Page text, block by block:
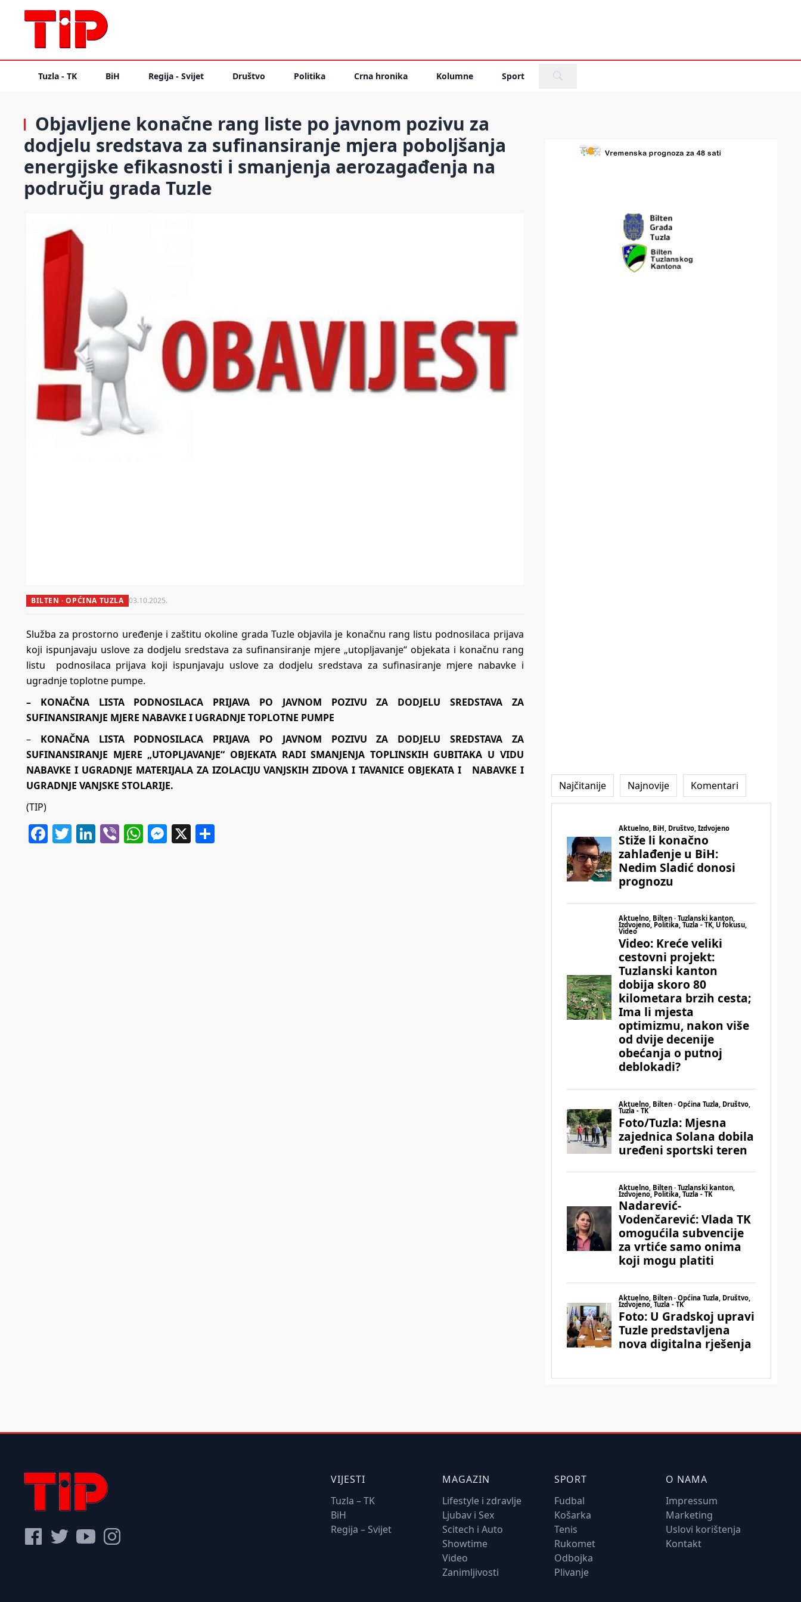
Tuzla - TK BiH Regija - Svijet Društvo Politika Crna hronika Kolumne Sport
Objavljene konačne rang liste po javnom pozivu za
dodjelu sredstava za sufinansiranje mjera poboljšanja
energijske efikasnosti i smanjenja aerozagađenja na
području grada Tuzle
BILTEN · OPĆINA TUZLA 03.10.2025.
Služba za prostorno uređenje i zaštitu okoline grada Tuzle objavila je konačnu rang listu podnosilaca prijava
koji ispunjavaju uslove za dodjelu sredstava za sufinansiranje mjere „utopljavanje“ objekata i konačnu rang
listu podnosilaca prijava koji ispunjavaju uslove za dodjelu sredstava za sufinasiranje mjere nabavke i
ugradnje toplotne pumpe.
– KONAČNA LISTA PODNOSILACA PRIJAVA PO JAVNOM POZIVU ZA DODJELU SREDSTAVA ZA
SUFINANSIRANJE MJERE NABAVKE I UGRADNJE TOPLOTNE PUMPE
– KONAČNA LISTA PODNOSILACA PRIJAVA PO JAVNOM POZIVU ZA DODJELU SREDSTAVA ZA
SUFINANSIRANJE MJERE „UTOPLJAVANJE“ OBJEKATA RADI SMANJENJA TOPLINSKIH GUBITAKA U VIDU
NABAVKE I UGRADNJE MATERIJALA ZA IZOLACIJU VANJSKIH ZIDOVA I TAVANICE OBJEKATA I NABAVKE I
UGRADNJE VANJSKE STOLARIJE.
(TIP)
Facebook
Twitter
LinkedIn
ViberWhatsApp
Messenger
X
Najčitanije Najnovije Komentari
VIJESTI
Tuzla – TK
BiH
Regija – Svijet
MAGAZIN
Lifestyle i zdravlje
Ljubav i Sex
Scitech i Auto
Showtime
Video
Zanimljivosti
SPORT
Fudbal
Košarka
Tenis
Rukomet
Odbojka
Plivanje
O NAMA
Impressum
Marketing
Uslovi korištenja
Kontakt